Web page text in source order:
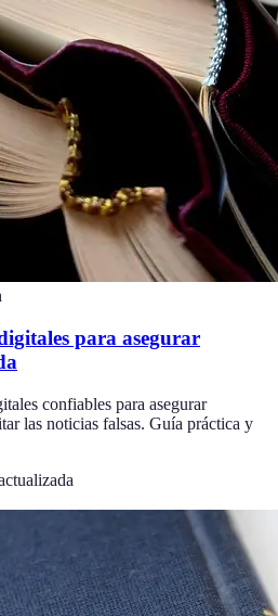
para asegurar
confiables para asegurar
las noticias falsas. Guía práctica y